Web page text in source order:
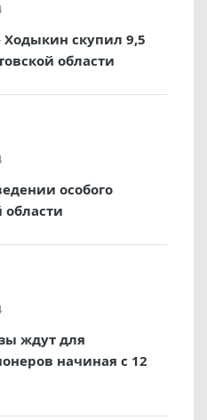
скупил 9,5
области
особого
ждут для
начиная с 12